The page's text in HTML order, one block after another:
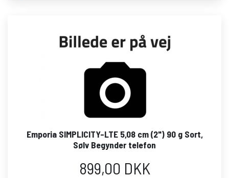
Emporia SIMPLICITY-LTE 5,08 cm (2") 90 g Sort,
Sølv Begynder telefon
899,00 DKK